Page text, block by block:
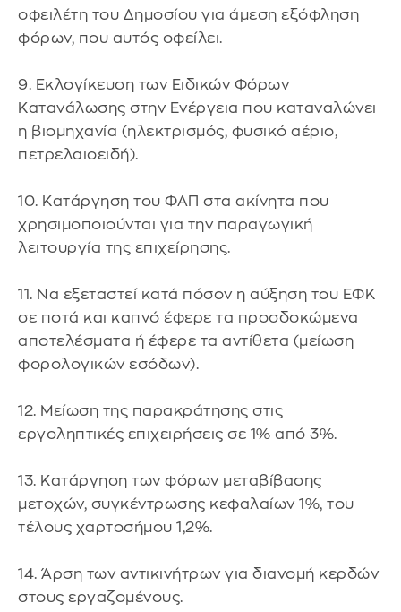
οφειλέτη του Δημοσίου για άμεση εξόφληση
φόρων, που αυτός οφείλει.
9. Εκλογίκευση των Ειδικών Φόρων
Κατανάλωσης στην Ενέργεια που καταναλώνει
η βιομηχανία (ηλεκτρισμός, φυσικό αέριο,
πετρελαιοειδή).
10. Κατάργηση του ΦΑΠ στα ακίνητα που
χρησιμοποιούνται για την παραγωγική
λειτουργία της επιχείρησης.
11. Να εξεταστεί κατά πόσον η αύξηση του ΕΦΚ
σε ποτά και καπνό έφερε τα προσδοκώμενα
αποτελέσματα ή έφερε τα αντίθετα (μείωση
φορολογικών εσόδων).
12. Μείωση της παρακράτησης στις
εργοληπτικές επιχειρήσεις σε 1% από 3%.
13. Κατάργηση των φόρων μεταβίβασης
μετοχών, συγκέντρωσης κεφαλαίων 1%, του
τέλους χαρτοσήμου 1,2%.
14. Άρση των αντικινήτρων για διανομή κερδών
στους εργαζομένους.